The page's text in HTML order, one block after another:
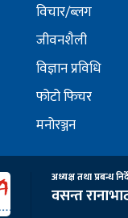
विचार/ब्लग
जीवनशैली
विज्ञान प्रविधि
फोटो फिचर
मनोरञ्जन
अध्यक्ष तथा प्रबन्ध
वसन्त